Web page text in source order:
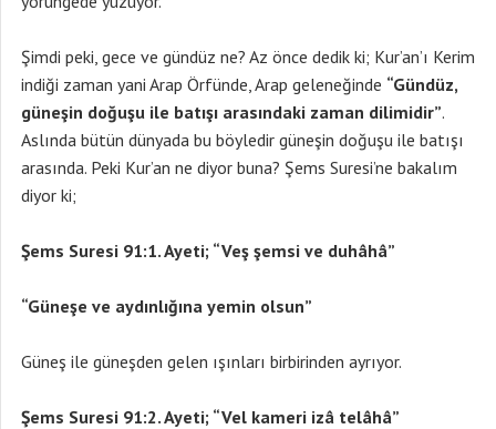
Şimdi peki, gece ve gündüz ne? Az önce dedik ki; Kur’an’ı Kerim
indiği zaman yani Arap Örfünde, Arap geleneğinde “Gündüz,
güneşin doğuşu ile batışı arasındaki zaman dilimidir”.
Aslında bütün dünyada bu böyledir güneşin doğuşu ile batışı
arasında. Peki Kur’an ne diyor buna? Şems Suresi’ne bakalım
diyor ki;
Şems Suresi 91:1. Ayeti; “Veş şemsi ve duhâhâ”
“Güneşe ve aydınlığına yemin olsun”
Güneş ile güneşden gelen ışınları birbirinden ayrıyor.
Şems Suresi 91:2. Ayeti; “Vel kameri izâ telâhâ”